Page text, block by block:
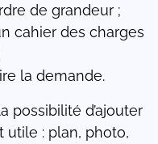
de grandeur ;
cahier des charges
la demande.
possibilité d’ajouter
utile : plan, photo,